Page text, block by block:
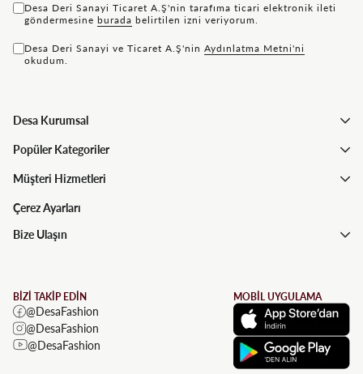
Desa Deri Sanayi Ticaret A.Ş'nin tarafıma ticari elektronik ileti
göndermesine bu rada belirtilen izni veriyorum.
Desa Deri Sanayi ve Ticaret A.Ş'nin Aydınlatma Metni'ni
okudum.
Desa Kurumsal
Popüler Kategoriler
Müşteri Hizmetleri
Çerez Ayarları
Bize Ulaşın
BİZİ TAKİP EDİN
@DesaFashion
@DesaFashion
@DesaFashion
MOBİL UYGULAMA